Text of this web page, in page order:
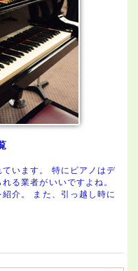
います。 特にピアノはデ
る業者がいいですよね。
介。 また、引っ越し時に